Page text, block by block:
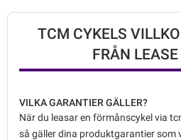
TCM CYKELS
FRÅN
VILKA GARANTIER GÄLLER?
När du leasar en förmånscykel via
så gäller dina produktgarantier som